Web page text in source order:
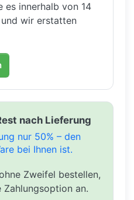
es innerhalb von 14
wir erstatten
nach Lieferung
nur 50% – den
bei Ihnen ist.
Zweifel bestellen,
Zahlungsoption an.